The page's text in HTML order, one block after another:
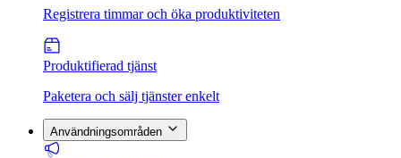
Registrera timmar och öka produktiviteten
Produktifierad tjänst
Paketera och sälj tjänster enkelt
Användningsområden